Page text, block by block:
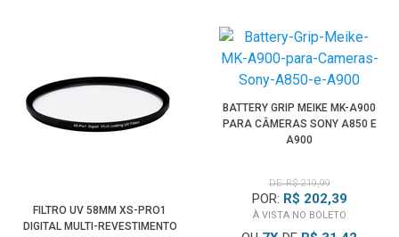
FILTRO UV 58MM XS-PRO1
DIGITAL MULTI-REVESTIMENTO
BATTERY GRIP MEIKE MK-A900
PARA CÂMERAS SONY A850 E
A900
DE: R$ 219,99
POR: R$ 202,39
À VISTA NO BOLETO